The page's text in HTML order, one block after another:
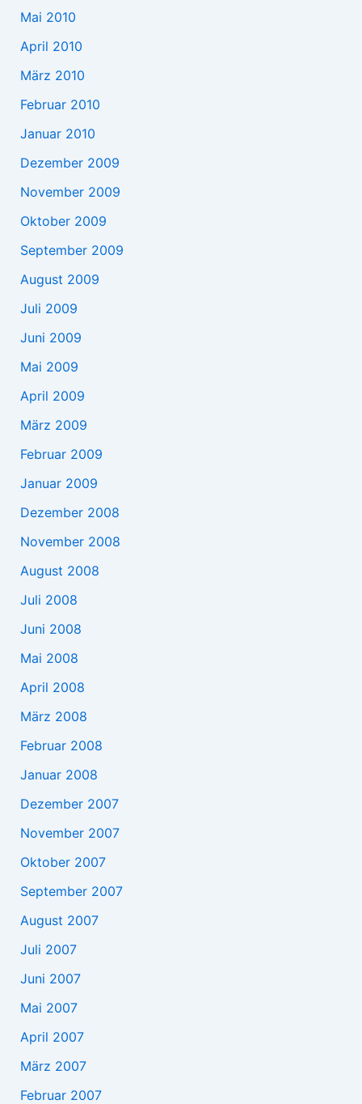
Mai 2010
April 2010
März 2010
Februar 2010
Januar 2010
Dezember 2009
November 2009
Oktober 2009
September 2009
August 2009
Juli 2009
Juni 2009
Mai 2009
April 2009
März 2009
Februar 2009
Januar 2009
Dezember 2008
November 2008
August 2008
Juli 2008
Juni 2008
Mai 2008
April 2008
März 2008
Februar 2008
Januar 2008
Dezember 2007
November 2007
Oktober 2007
September 2007
August 2007
Juli 2007
Juni 2007
Mai 2007
April 2007
März 2007
Februar 2007